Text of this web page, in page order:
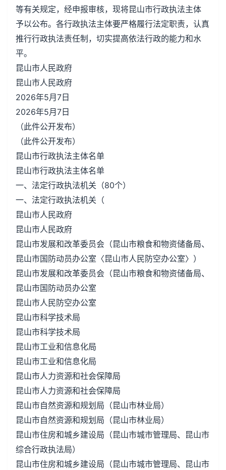
等有关规定，经申报审核，现将昆山市行政执法主体
予以公布。各行政执法主体要严格履行法定职责，认真
推行行政执法责任制，切实提高依法行政的能力和水
平。
昆山市人民政府
昆山市人民政府
2026年5月7日
2026年5月7日
（此件公开发布）
（此件公开发布）
昆山市行政执法主体名单
昆山市行政执法主体名单
一、法定行政执法机关（80个）
一、法定行政执法机关（
昆山市人民政府
昆山市人民政府
昆山市发展和改革委员会（昆山市粮食和物资储备局、
昆山市国防动员办公室〈昆山市人民防空办公室〉）
昆山市发展和改革委员会（昆山市粮食和物资储备局、
昆山市国防动员办公室
昆山市人民防空办公室
昆山市科学技术局
昆山市科学技术局
昆山市工业和信息化局
昆山市工业和信息化局
昆山市人力资源和社会保障局
昆山市人力资源和社会保障局
昆山市自然资源和规划局（昆山市林业局）
昆山市自然资源和规划局（昆山市林业局）
昆山市住房和城乡建设局（昆山市城市管理局、昆山市
综合行政执法局）
昆山市住房和城乡建设局（昆山市城市管理局、昆山市